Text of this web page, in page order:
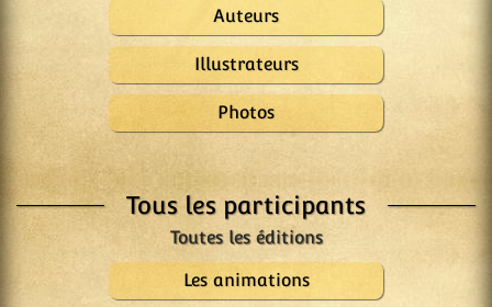
Auteurs
Illustrateurs
Photos
Tous les participants
Les animations